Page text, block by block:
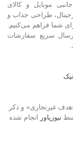
موبایل و کالای
طراحی جذاب و
شما فراهم می‌کنیم.
سریع سفارشات
غیرتجاری» و ذکر
نیوزپاور انجام شده